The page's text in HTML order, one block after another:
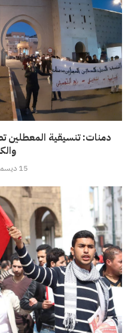
دمنات: تنسيقية
15 ديسمبر، 2019